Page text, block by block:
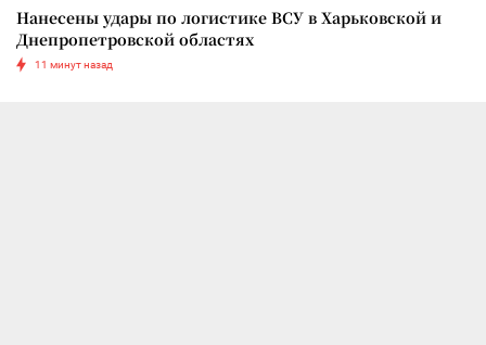
Нанесены удары по логистике ВСУ в Харьковской и
Днепропетровской областях
11 минут назад